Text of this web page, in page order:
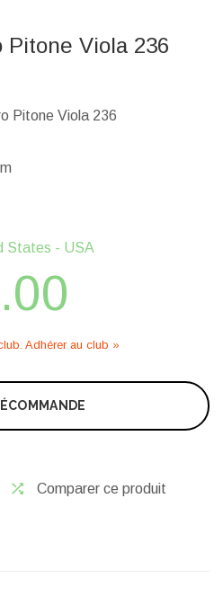
Pitone Viola 236
Pitone Viola 236
States - USA
Adhérer au club »
Comparer ce produit